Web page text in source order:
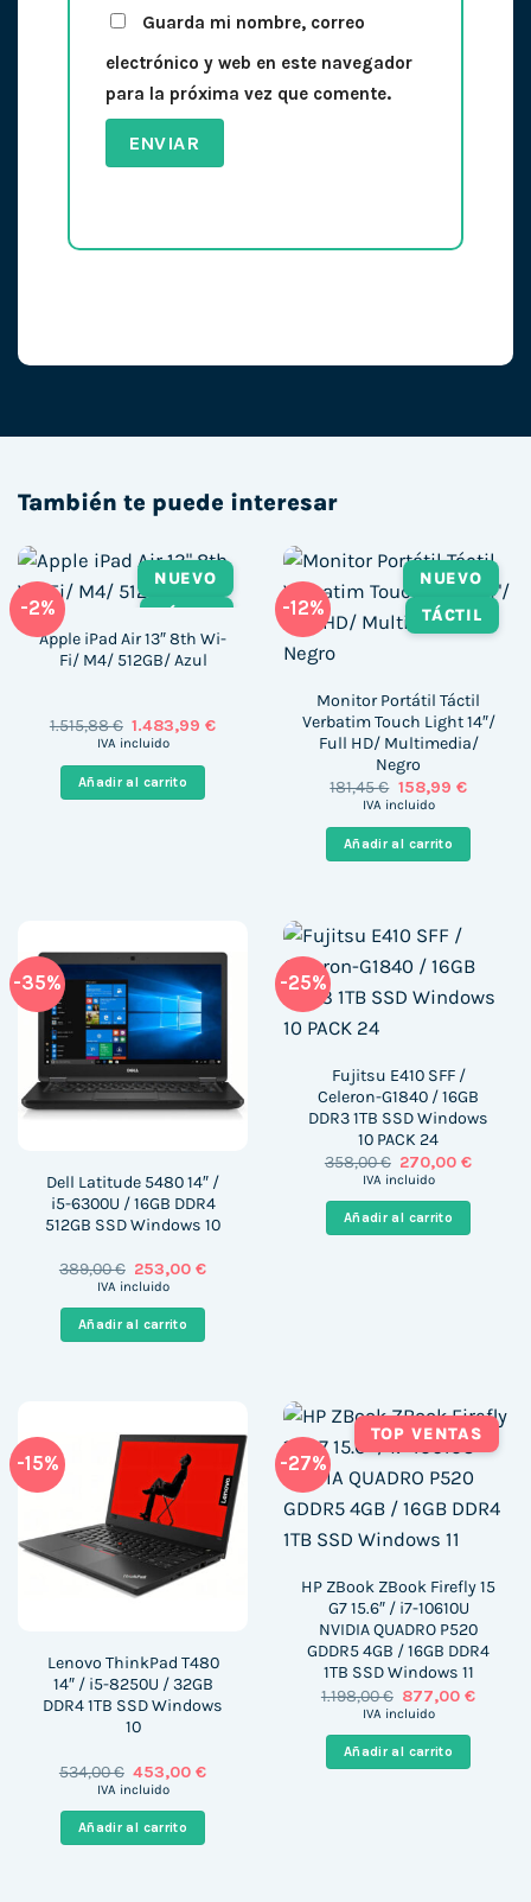
Guarda mi nombre, correo
electrónico y web en este navegador
para la próxima vez que comente.
También te puede interesar
-2%
NUEVO
Apple iPad Air 13″ 8th Wi-
Fi/ M4/ 512GB/ Azul
1.515,88€ El
precio
era:
1.515,88 €.
1.483,99€El
IVA incluido
Añadir al carrito
-12%
NUEVO
TÁCTIL
Monitor Portátil Táctil
Verbatim Touch Light 14″/
Full HD/ Multimedia/
Negro
181,45€ El
precio
era:
181,45 €.
158,99 €El
es:
IVA incluido
Añadir al carrito
-35%
Dell Latitude 5480 14″ /
i5-6300U / 16GB DDR4
512GB SSD Windows 10
389,00€ El
precio
era:
389,00 €.
253,00€El
IVA incluido
Añadir al carrito
-25%
Fujitsu E410 SFF /
Celeron-G1840 / 16GB
DDR3 1TB SSD Windows
10 PACK 24
358,00€ El
precio
era:
358,00 €.
270,00€El
IVA incluido
Añadir al carrito
-15%
Lenovo ThinkPad T480
14″ / i5-8250U / 32GB
DDR4 1TB SSD Windows
10
534,00€ El
precio
era:
534,00 €.
453,00€El
IVA incluido
Añadir al carrito
-27%
TOP VENTAS
HP ZBook ZBook Firefly 15
G7 15.6″ / i7-10610U
NVIDIA QUADRO P520
GDDR5 4GB / 16GB DDR4
1TB SSD Windows 11
1.198,00€ El
precio
era:
1.198,00 €.
877,00€El
IVA incluido
Añadir al carrito